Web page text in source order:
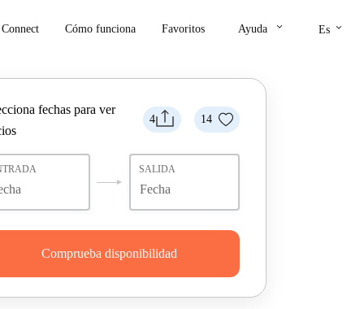
Connect Cómo funciona Favoritos Ayuda keyboard_arrow_down Es keyboard_arrow_down
4 14
fechas para ver
SALIDA
Comprueba disponibilidad